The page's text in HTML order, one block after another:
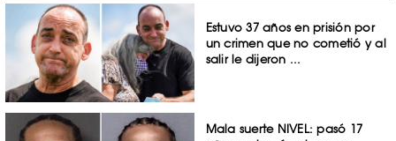
Estuvo 37 años en prisión por
un crimen que no cometió y al
salir le dijeron ...
Mala suerte NIVEL: pasó 17